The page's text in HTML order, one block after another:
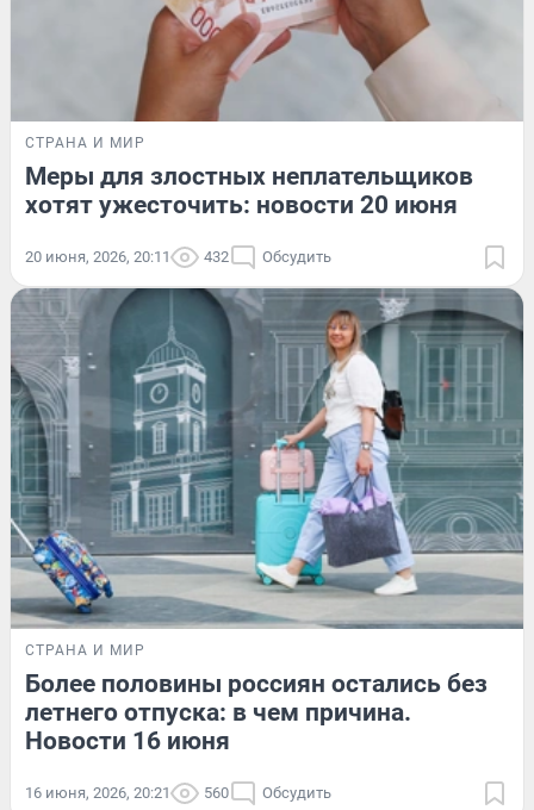
СТРАНА И МИР
Меры для злостных неплательщиков
хотят ужесточить: новости 20 июня
20 июня, 2026, 20:11 432 Обсудить
СТРАНА И МИР
Более половины россиян остались без
летнего отпуска: в чем причина.
Новости 16 июня
16 июня, 2026, 20:21 560 Обсудить